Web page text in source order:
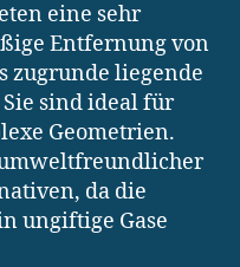
eine sehr
Entfernung von
zugrunde liegende
sind ideal für
Geometrien.
da die
ungiftige Gase